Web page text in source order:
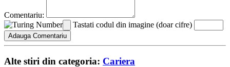
Comentariu:
Tastati codul din imagine (doar cifre)
Alte stiri din categoria: Cariera